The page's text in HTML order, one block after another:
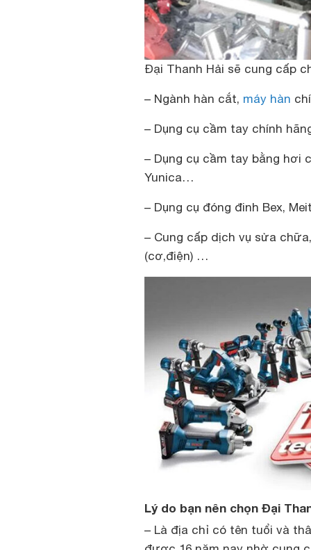
Đại Thanh Hải sẽ cung cấp
– Ngành hàn cắt, máy hàn
– Dụng cụ cầm tay chính
– Dụng cụ cầm tay bằng hơi
Yunica…
– Dụng cụ đóng đinh Bex,
– Cung cấp dịch vụ sửa
(cơ,điện) …
Lý do bạn nên chọn Đại
– Là địa chỉ có tên tuổi và